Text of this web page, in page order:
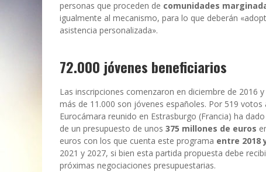
personas que proceden de comunidades
igualmente al mecanismo, para lo que deberán
asistencia personalizada».
72.000 jóvenes beneficiarios
Las inscripciones comenzaron en diciembre de 2016
más de 11.000 son jóvenes españoles. Por 519
Eurocámara reunido en Estrasburgo (Francia) ha
de un presupuesto de unos 375 millones de euros
euros con los que cuenta este programa entre 2018
2021 y 2027, si bien esta partida propuesta debe
próximas negociaciones presupuestarias.